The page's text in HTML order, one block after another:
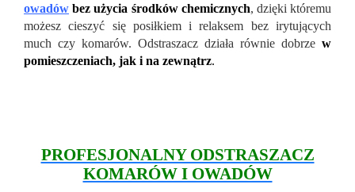
owadów bez użycia środków chemicznych, dzięki któremu
możesz cieszyć się posiłkiem i relaksem bez irytujących
much czy komarów. Odstraszacz działa równie dobrze w
pomieszczeniach, jak i na zewnątrz.
PROFESJONALNY ODSTRASZACZ
KOMARÓW I OWADÓW